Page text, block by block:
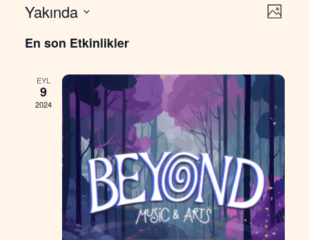
Photo
Yakında
seç.
En son Etkinlikler
EYL
9
2024